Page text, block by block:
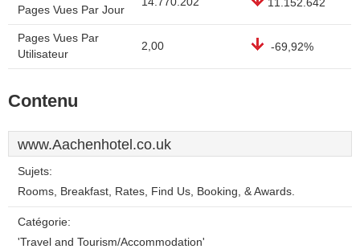
Pages Vues Par Jour
11.152.642
Pages Vues Par
Utilisateur
2,00 -69,92%
Contenu
www.Aachenhotel.co.uk
Sujets:
Rooms, Breakfast, Rates, Find Us, Booking, & Awards.
Catégorie:
'Travel and Tourism/Accommodation'